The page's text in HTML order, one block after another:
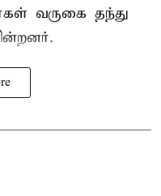
வருகை தந்து